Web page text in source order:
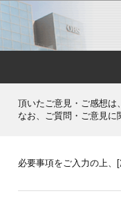
頂いたご意見・ご感想は
なお、ご質問・ご意見に
必要事項をご入力の上、